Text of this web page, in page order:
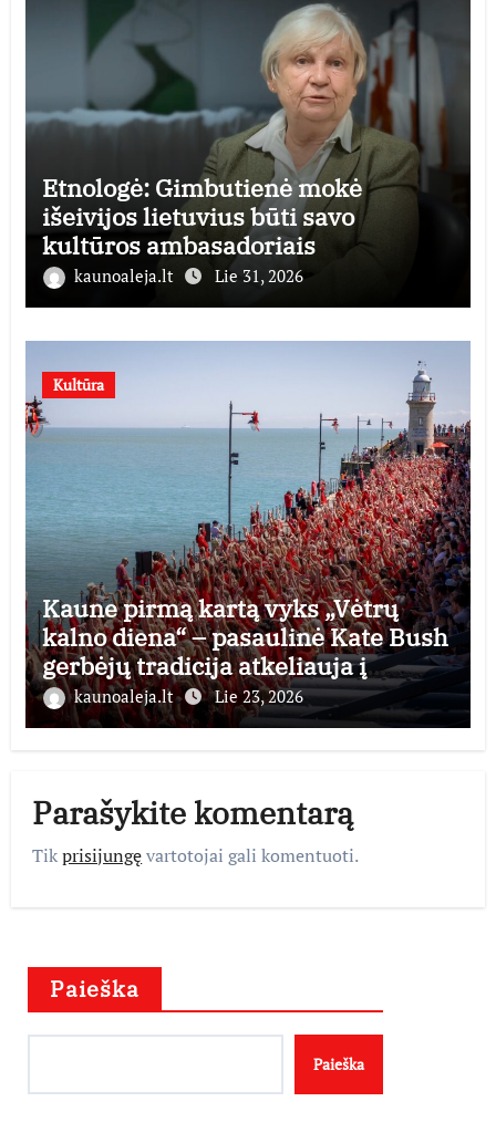
Etnologė: Gimbutienė mokė
išeivijos lietuvius būti savo
kultūros ambasadoriais
kaunoaleja.lt Lie 31, 2026
Kultūra
Kaune pirmą kartą vyks „Vėtrų
kalno diena“ – pasaulinė Kate Bush
gerbėjų tradicija atkeliauja į
Lietuvą
kaunoaleja.lt Lie 23, 2026
Parašykite komentarą
Tikprisijungęvartotojai gali komentuoti.
Paieška
Paieška